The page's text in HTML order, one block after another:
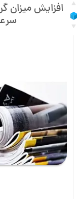
افزایش میزان